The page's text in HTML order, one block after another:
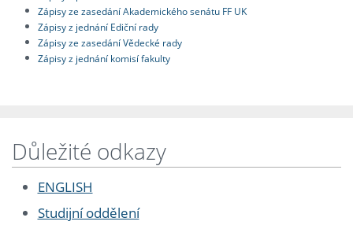
Zápisy ze zasedání Akademického senátu FF UK
Zápisy z jednání Ediční rady
Zápisy ze zasedání Vědecké rady
Zápisy z jednání komisí fakulty
Důležité odkazy
ENGLISH
Studijní oddělení